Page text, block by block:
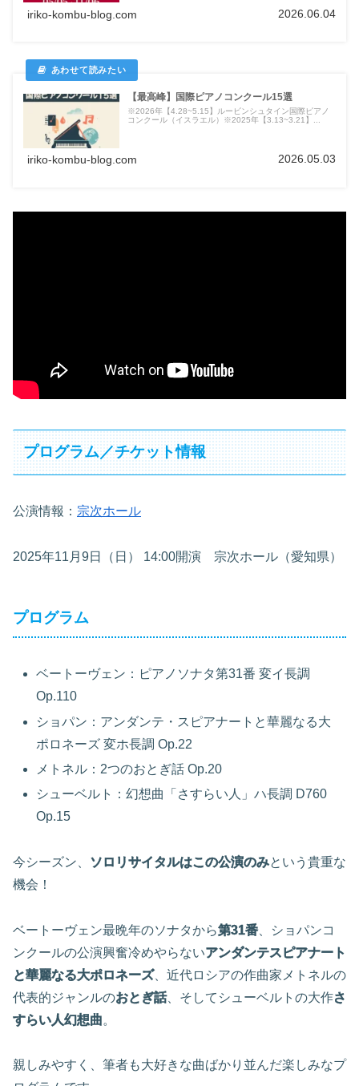
iriko-kombu-blog.com 2026.06.04
【最高峰】国際ピアノコンクール15選
※2026年【4.28~5.15】ルービンシュタイン国際ピアノ
コンクール（イスラエル）※2025年【3.13~3.21】...
iriko-kombu-blog.com 2026.05.03
プログラム／チケット情報
公演情報： 宗次ホール
2025年11月9日（日） 14:00開演 宗次ホール（愛知県）
プログラム
ベートーヴェン：ピアノソナタ第31番 変イ長調
Op.110
ショパン：アンダンテ・スピアナートと華麗なる大
ポロネーズ 変ホ長調 Op.22
メトネル：2つのおとぎ話 Op.20
シューベルト：幻想曲「さすらい人」ハ長調 D760
Op.15
今シーズン、 ソロリサイタルはこの公演のみという貴重な
機会！
ベートーヴェン最晩年のソナタから第31番、ショパンコ
ンクールの公演興奮冷めやらないアンダンテスピアナート
と華麗なる大ポロネーズ、近代ロシアの作曲家メトネルの
代表的ジャンルのおとぎ話、そしてシューベルトの大作さ
すらい人幻想曲。
親しみやすく、筆者も大好きな曲ばかり並んだ楽しみなプ